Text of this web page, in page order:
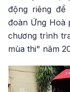
động riêng
đoàn Ứng Hoà
chương trình
mùa thi" năm